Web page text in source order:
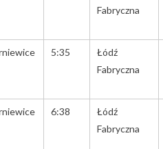
Fabryczna
5:35
Łódź
Fabryczna
6:38
Łódź
Fabryczna